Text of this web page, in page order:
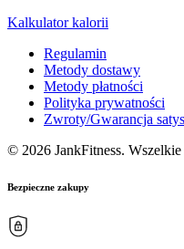
Kalkulator kalorii
Regulamin
Metody dostawy
Metody płatności
Polityka prywatności
Zwroty/Gwarancja
© 2026 JankFitness. Wszelkie
Bezpieczne zakupy